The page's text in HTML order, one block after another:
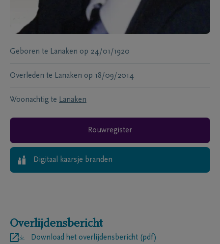
Geboren te Lanaken op 24/01/1920
Overleden te Lanaken op 18/09/2014
Woonachtig te Lanaken
Rouwregister
Digitaal kaarsje branden
Overlijdensbericht
Download het overlijdensbericht (pdf)